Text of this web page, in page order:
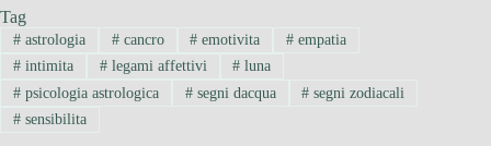
Tag
#astrologia #cancro # emotivita # empatia
#intimita #legami affettivi # luna
#psicologia astrologica #segni dacqua # segni zodiacali
#sensibilita